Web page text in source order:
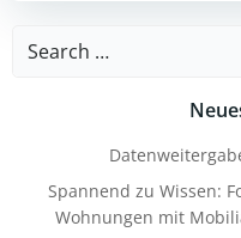
Search
Spannend zu Wissen:
Wohnungen mit